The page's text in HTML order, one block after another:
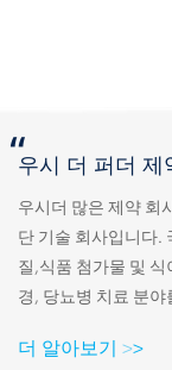
“우시 더 퍼더 제
우시더 많은 제약 회
단 기술 회사입니다.
질,식품 첨가물 및
경, 당뇨병 치료 분
스퍼미딘 HCL 그리
더 알아보기 >>